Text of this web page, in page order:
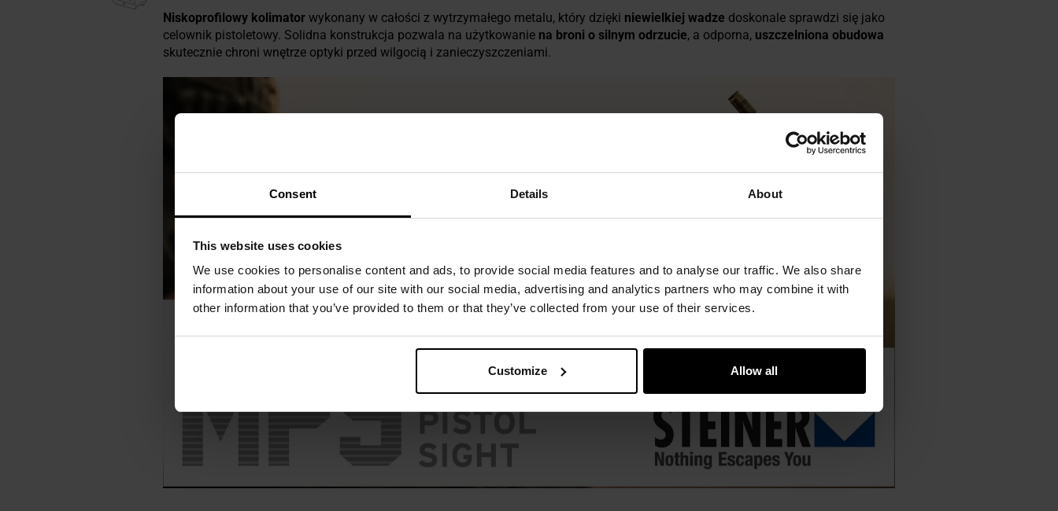
Consent Details About
This website uses cookies
We use cookies to personalise content and ads, to provide social media features and to analyse our traffic. We also share
information about your use of our site with our social media, advertising and analytics partners who may combine it with
other information that you’ve provided to them or that they’ve collected from your use of their services.
Customize Allow all
Niskoprofilowy kolimator wykonany w całości z wytrzymałego metalu, który dzięki niewielkiej wadze doskonale sprawdzi się jako
celownik pistoletowy. Solidna konstrukcja pozwala na użytkowanie na broni o silnym odrzucie, a odporna, uszczelniona obudowa
skutecznie chroni wnętrze optyki przed wilgocią i zanieczyszczeniami.